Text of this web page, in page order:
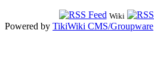
Wiki
Powered by TikiWiki CMS/Groupware